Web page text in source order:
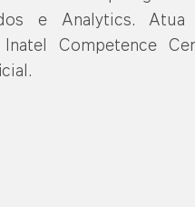
e Analytics.
Competence